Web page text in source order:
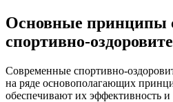
Основные принципы
спортивно-
Современные спортивно-
на ряде основополагающих
обеспечивают их эффективность и